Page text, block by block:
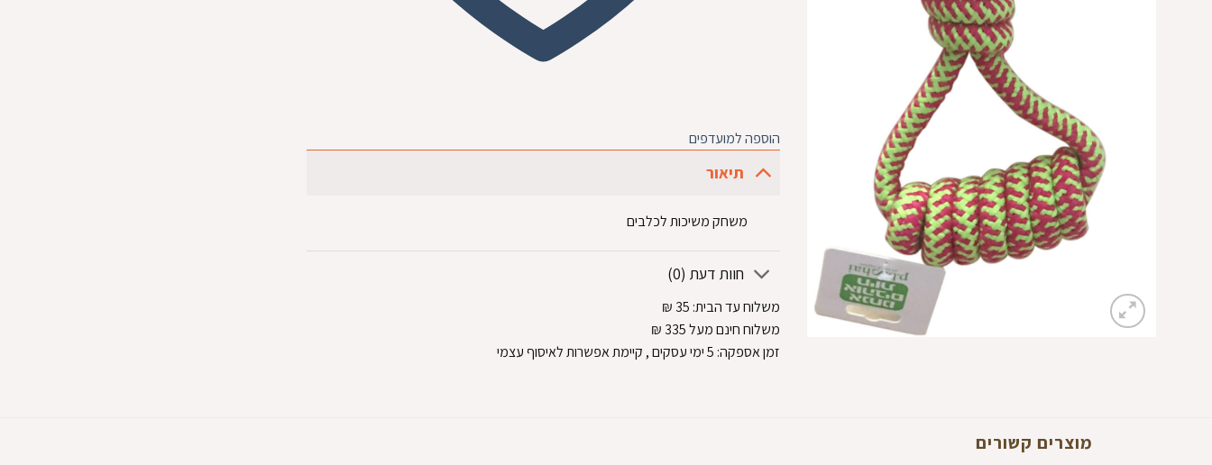
הוספה למועדפים
תיאור
משחק משיכות לכלבים
חוות דעת (0)
משלוח עד הבית:
₪
משלוח חינם מעל 335
₪
זמן אספקה: 5 ימי עסקים , קיימת אפשרות לאיסוף עצמי
מוצרים קשורים